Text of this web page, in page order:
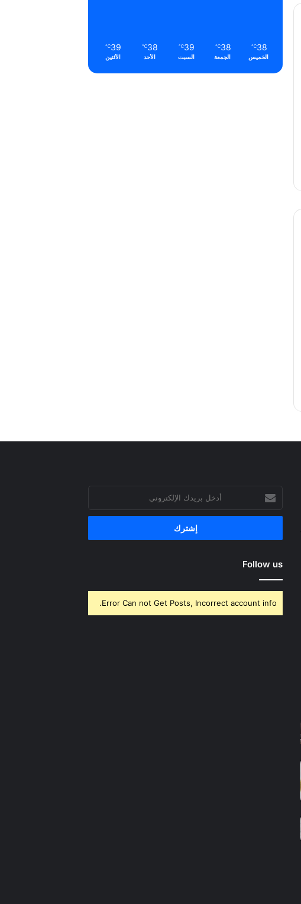
38
℃
الخميس
38
℃
الجمعة
39
℃
السبت
38
℃
الأحد
39
℃
الأثنين
بريدك
الإلكتروني
Follow us
Error Can not Get Posts, Incorrect account info.